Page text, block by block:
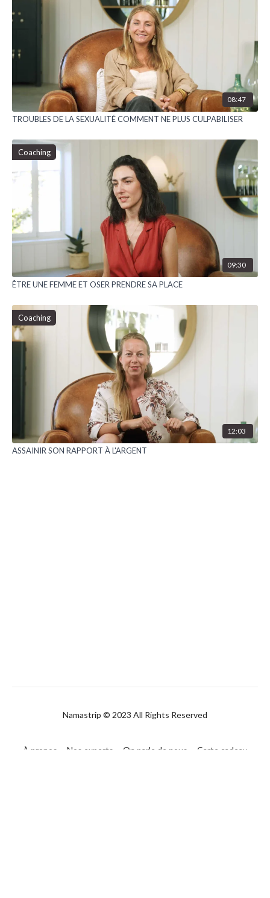
08:47
TROUBLES DE LA SEXUALITÉ COMMENT NE PLUS CULPABILISER
Coaching
09:30
ÊTRE UNE FEMME ET OSER PRENDRE SA PLACE
Coaching
12:03
ASSAINIR SON RAPPORT À L'ARGENT
Namastrip © 2023 All Rights Reserved
À propos Nos experts On parle de nous
Carte cadeau